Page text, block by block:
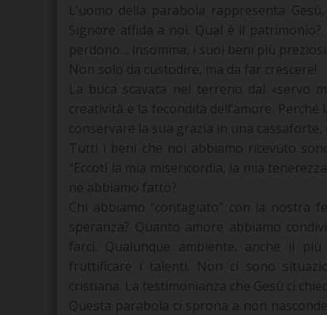
L’uomo della parabola rappresenta
Signore affida a noi. Qual è il patrimonio?
perdono… insomma, i suoi beni più
Non solo da custodire, ma da far crescere!
La buca scavata nel terreno dal «servo
creatività e la fecondità dell’amore. Perché
conservare la sua grazia in una cassaforte,
Tutti i beni che noi abbiamo ricevuto
“Eccoti la mia misericordia, la mia
ne abbiamo fatto?
Chi abbiamo “contagiato” con la nostra
speranza? Quanto amore abbiamo
farci. Qualunque ambiente, anche il
fruttificare i talenti. Non ci sono
cristiana. La testimonianza che Gesù ci
Questa parabola ci sprona a non